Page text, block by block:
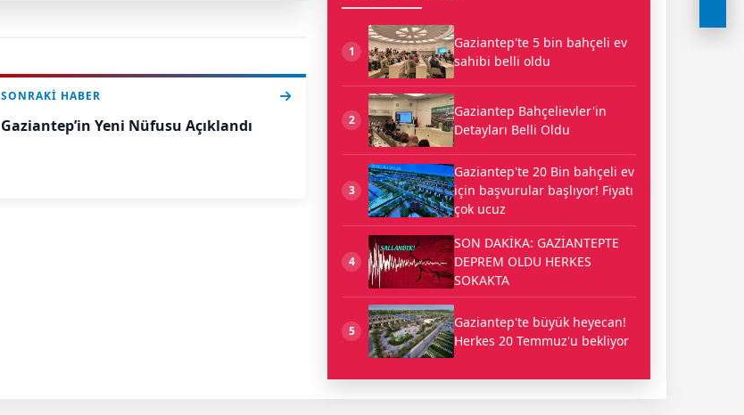
SONRAKI HABER
Gaziantep’in Yeni Nüfusu Açıklandı
1
Gaziantep'te 5 bin bahçeli ev
sahibi belli oldu
2
Gaziantep Bahçelievler'in
Detayları Belli Oldu
3
Gaziantep'te 20 Bin bahçeli ev
için başvurular başlıyor! Fiyatı
çok ucuz
4
SON DAKİKA: GAZİANTEPTE
DEPREM OLDU HERKES
SOKAKTA
5
Gaziantep'te büyük heyecan!
Herkes 20 Temmuz'u bekliyor